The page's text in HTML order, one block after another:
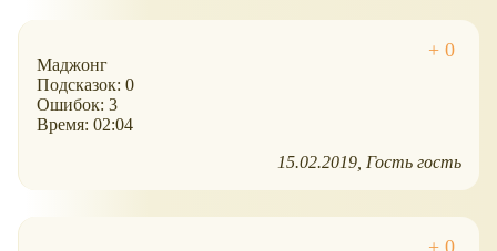
Маджонг
Подсказок: 0
Ошибок: 3
Время: 02:04
15.02.2019 Гость гость